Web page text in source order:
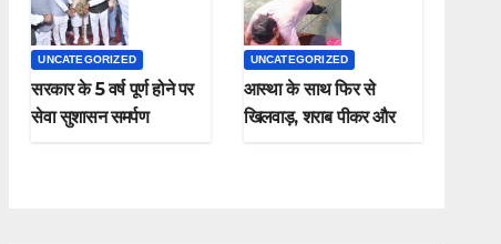
UNCATEGORIZED
सरकार के 5 वर्ष पूर्ण होने पर
सेवा सुशासन समर्पण
UNCATEGORIZED
आस्था के साथ फिर से
खिलवाड़, शराब पीकर और